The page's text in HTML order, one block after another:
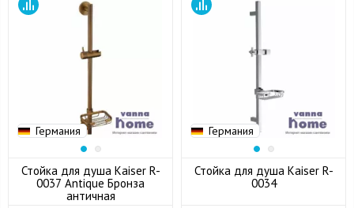
Германия
Стойка для душа Kaiser R-
0037 Antique Бронза
античная
Германия
Стойка для душа Kaiser R-
0034